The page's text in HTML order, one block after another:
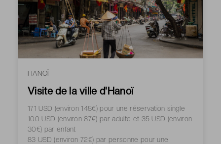
HANOÏ
Visite de la ville d'Hanoï
171 USD (environ 148€) pour une réservation single
100 USD (environ 87€) par adulte et 35 USD (environ
30€) par enfant
83 USD (environ 72€) par personne pour une